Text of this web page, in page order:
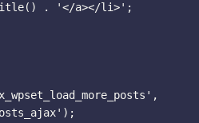
. '</a></li>';